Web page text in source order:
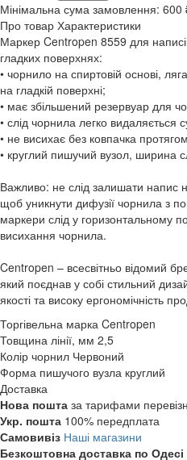
Мінімальна сума замовлення: 600
Про товар Характеристики
Маркер Centropen 8559 для
гладких поверхнях:
• чорнило на спиртовій основі,
на гладкій поверхні;
• має збільшений резервуар для
• слід чорнила легко видаляється
• не висихає без ковпачка
• круглий пишучий вузол, ширина
Важливо: не слід залишати напис
щоб уникнути дифузії чорнила з
маркери слід у горизонтальному
висихання чорнила.
Centropen – всесвітньо відомий
який поєднав у собі стильний
якості та високу ергономічність
Торгівельна марка Centropen
Товщина лінії, мм 2,5
Колір чорнил Червоний
Форма пишучого вузла круглий
Доставка
Нова пошта за тарифами
Укр. пошта 100% передплата
Самовивіз Наші магазини
Безкоштовна доставка по Одесі